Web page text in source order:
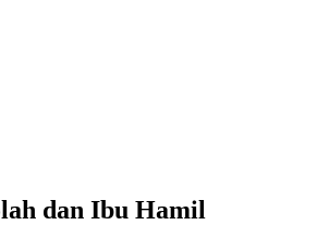
dan Ibu Hamil